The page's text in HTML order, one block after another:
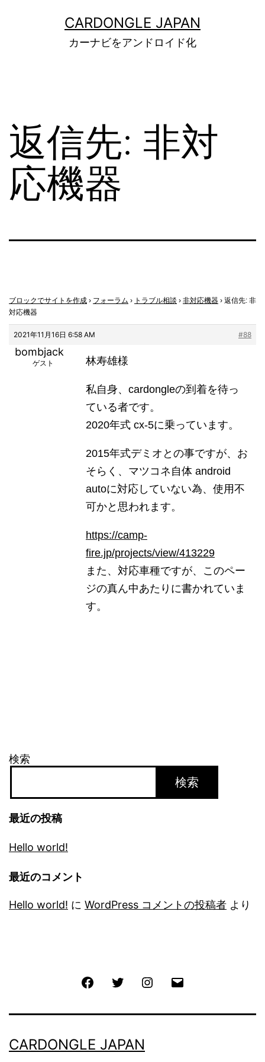
CARDONGLE JAPAN
カーナビをアンドロイド化
返信先: 非対
応機器
ブロックでサイトを作成 › フォーラム › トラブル相談 › 非対応機器 › 返信先: 非
対応機器
2021年11月16日 6:58 AM #88
bombjack
ゲスト 林寿雄様
私自身、cardongleの到着を待っ
ている者です。
2020年式 cx-5に乗っています。
2015年式デミオとの事ですが、お
そらく、マツコネ自体 android
autoに対応していない為、使用不
可かと思われます。
https://camp-
fire.jp/projects/view/413229
また、対応車種ですが、このペー
ジの真ん中あたりに書かれていま
す。
検索
検索
最近の投稿
Hello world!
最近のコメント
Hello world! に WordPress コメントの投稿者 より
FacebookTwitter Instagram
CARDONGLE JAPAN